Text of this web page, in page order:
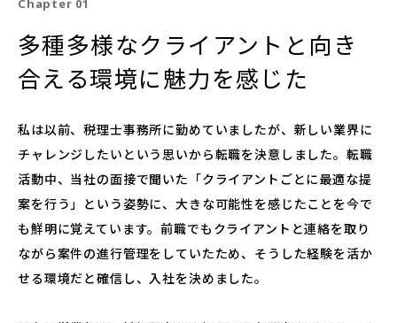
Chapter 01
多種多様なクライアントと向き
合える環境に魅力を感じた
私は以前、税理士事務所に勤めていましたが、新しい業界に
チャレンジしたいという思いから転職を決意しました。転職
活動中、当社の面接で聞いた「クライアントごとに最適な提
案を行う」という姿勢に、大きな可能性を感じたことを今で
も鮮明に覚えています。前職でもクライアントと連絡を取り
ながら案件の進行管理をしていたため、そうした経験を活か
せる環境だと確信し、入社を決めました。